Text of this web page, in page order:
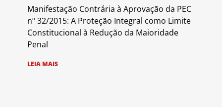
Manifestação Contrária à Aprovação da PEC
nº 32/2015: A Proteção Integral como Limite
Constitucional à Redução da Maioridade
Penal
LEIA MAIS